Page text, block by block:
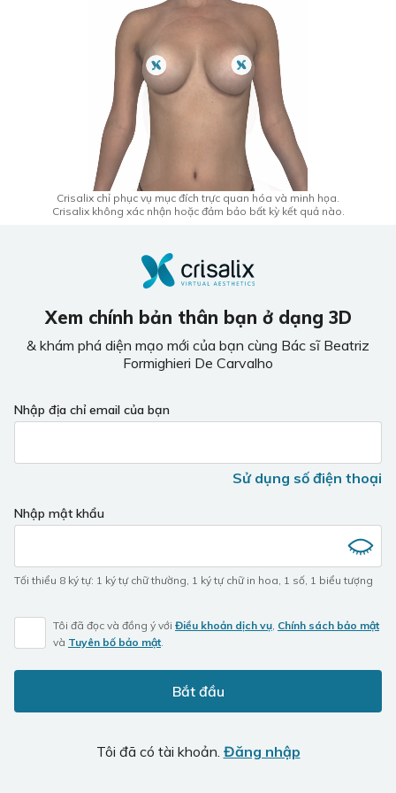
Crisalix chỉ phục vụ mục đích trực quan hóa và minh họa.
Crisalix không xác nhận hoặc đảm bảo bất kỳ kết quả nào.
Xem chính bản thân bạn ở dạng 3D
& khám phá diện mạo mới của bạn cùng Bác sĩ Beatriz
Formighieri De Carvalho
Nhập địa chỉ email của bạn
Sử dụng số điện thoại
Nhập mật khẩu
Tối thiểu 8 ký tự: 1 ký tự chữ thường, 1 ký tự chữ in hoa, 1 số, 1 biểu tượng
Tôi đã đọc và đồng ý với Điều khoản dịch vụ, Chính sách bảo mật
và Tuyên bố bảo mật.
Bắt đầu
Tôi đã có tài khoản. Đăng nhập